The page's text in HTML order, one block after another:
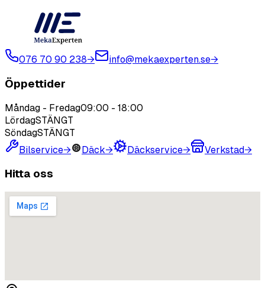
076 70 90 238→ info@mekaexperten.se→
Öppettider
Måndag - Fredag09:00 - 18:00
LördagSTÄNGT
SöndagSTÄNGT
Bilservice→ Däck→ Däckservice→ Verkstad→
Hitta oss